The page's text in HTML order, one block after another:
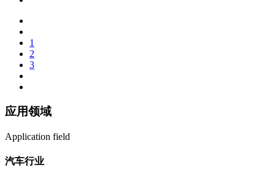
1
2
3
应用领域
Application field
汽车行业